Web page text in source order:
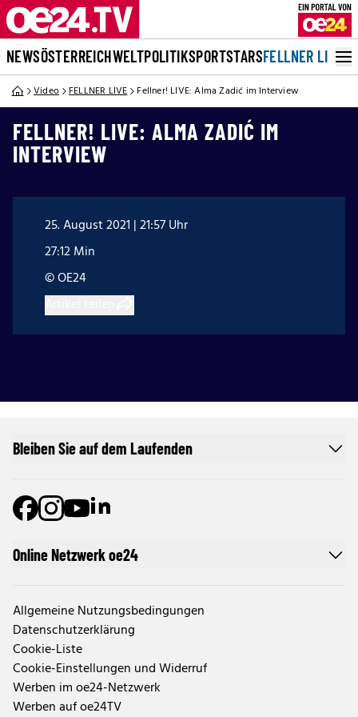
NEWSÖSTERREICHWELTPOLITIKSPORTSTARSFELLNER LIVE
Video FELLNER LIVE Fellner! LIVE: Alma Zadić im Interview
FELLNER! LIVE: ALMA ZADIĆ IM
INTERVIEW
25. August 2021 | 21:57 Uhr
27:12 Min
© OE24
Online Netzwerk oe24
Allgemeine Nutzungsbedingungen
Datenschutzerklärung
Cookie-Liste
Cookie-Einstellungen und Widerruf
Werben im oe24-Netzwerk
Werben auf oe24TV
Bleiben Sie auf dem Laufenden